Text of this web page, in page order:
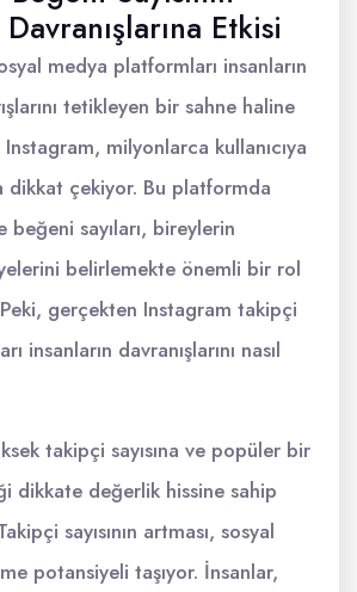
Etkisi
medya platformları insanların
tetikleyen bir sahne haline
milyonlarca kullanıcıya
dikkat çekiyor. Bu platformda
beğeni sayıları, bireylerin
belirlemekte önemli bir rol
gerçekten Instagram takipçi
insanların davranışlarını nasıl
takipçi sayısına ve popüler bir
dikkate değerlik hissine sahip
sayısının artması, sosyal
potansiyeli taşıyor. İnsanlar,